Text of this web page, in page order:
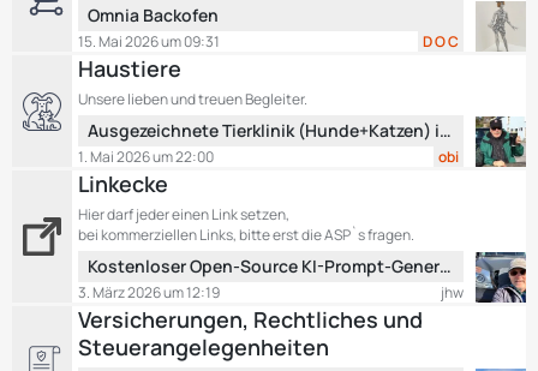
ä
g
e
e
t
z
t
B
e
i
t
g
e
Omnia Backofen
D O C
15. Mai 2026 um 09:31
Haustiere
Unsere lieben und treuen Begleiter.
e
t
z
t
e
e
i
t
Ausgezeichnete Tierklinik (Hunde+Katzen) in Region Verona-Vicenza
obi
1. Mai 2026 um 22:00
Linkecke
Hier darf jeder einen Link setzen,
bei kommerziellen Links, bitte erst die ASP`s fragen.
e
t
z
t
Kostenloser Open-Source KI-Prompt-Generator für Wohnmobil-Routen – Keine versteckten Kosten!
jhw
3. März 2026 um 12:19
Versicherungen, Rechtliches und
Steuerangelegenheiten